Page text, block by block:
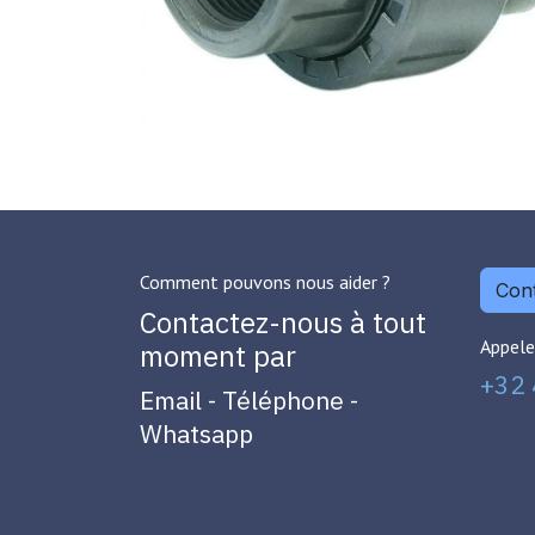
Comment pouvons nous aider ?
Contactez-nous à tout
moment par
Email - Téléphone -
Whatsapp
+32